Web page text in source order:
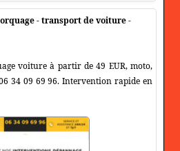
- transport de voiture -
voiture à partir de 49 EUR, moto,
34 09 69 96. Intervention rapide en